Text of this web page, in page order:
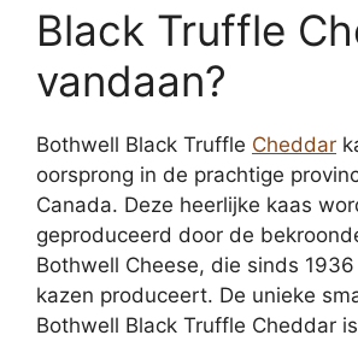
Black Truffle
vandaan?
Bothwell Black Truffle Cheddar
oorsprong in de prachtige
Canada. Deze heerlijke kaas
geproduceerd door de
Bothwell Cheese, die sinds
kazen produceert. De unieke
Bothwell Black Truffle Cheddar